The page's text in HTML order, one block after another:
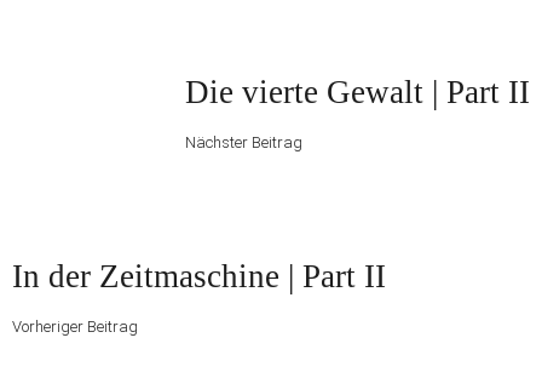
Nächster
Beitrag
Die vierte Gewalt | Part II
Nächster Beitrag
Vorheriger
Beitrag
In der Zeitmaschine | Part II
Vorheriger Beitrag